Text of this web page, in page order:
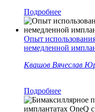
Подробнее
Опыт
немедленной
Квашов Вячеслав
Подробнее